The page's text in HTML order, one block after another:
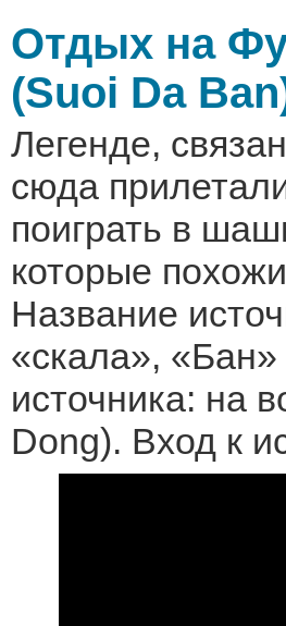
Отдых на
(Suoi Da
Легенде,
сюда
поиграть в
которые
Название
«скала», «Бан»
источника: на
Dong). Вход к